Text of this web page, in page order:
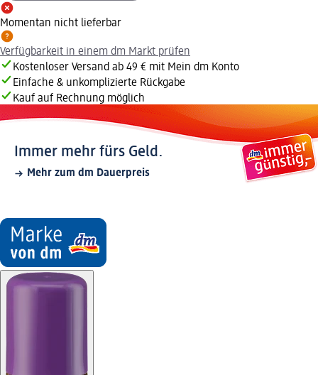
Momentan nicht lieferbar
Verfügbarkeit in einem dm Markt prüfen
Kostenloser Versand ab 49 € mit Mein dm Konto
Einfache & unkomplizierte Rückgabe
Kauf auf Rechnung möglich
Immer mehr fürs Geld.
Mehr zum dm Dauerpreis